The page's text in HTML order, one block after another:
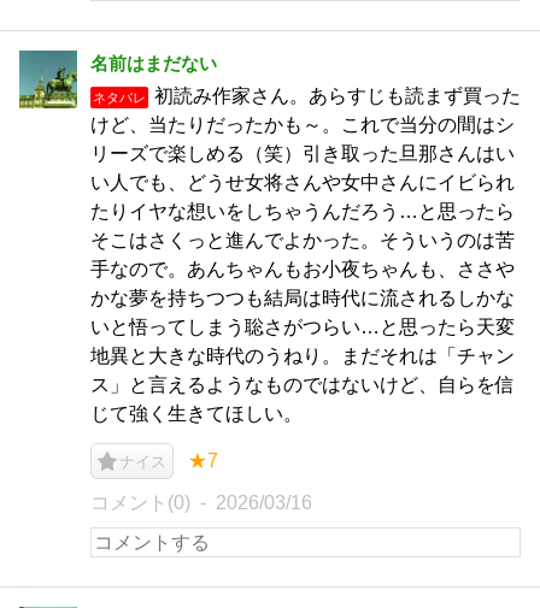
名前はまだない
ネタバレ
初読み作家さん。あらすじも読まず買った
けど、当たりだったかも～。これで当分の間はシ
リーズで楽しめる（笑）引き取った旦那さんはい
い人でも、どうせ女将さんや女中さんにイビられ
たりイヤな想いをしちゃうんだろう…と思ったら
そこはさくっと進んでよかった。そういうのは苦
手なので。あんちゃんもお小夜ちゃんも、ささや
かな夢を持ちつつも結局は時代に流されるしかな
いと悟ってしまう聡さがつらい…と思ったら天変
地異と大きな時代のうねり。まだそれは「チャン
ス」と言えるようなものではないけど、自らを信
じて強く生きてほしい。
ナイス ★7
コメント(0) 2026/03/16